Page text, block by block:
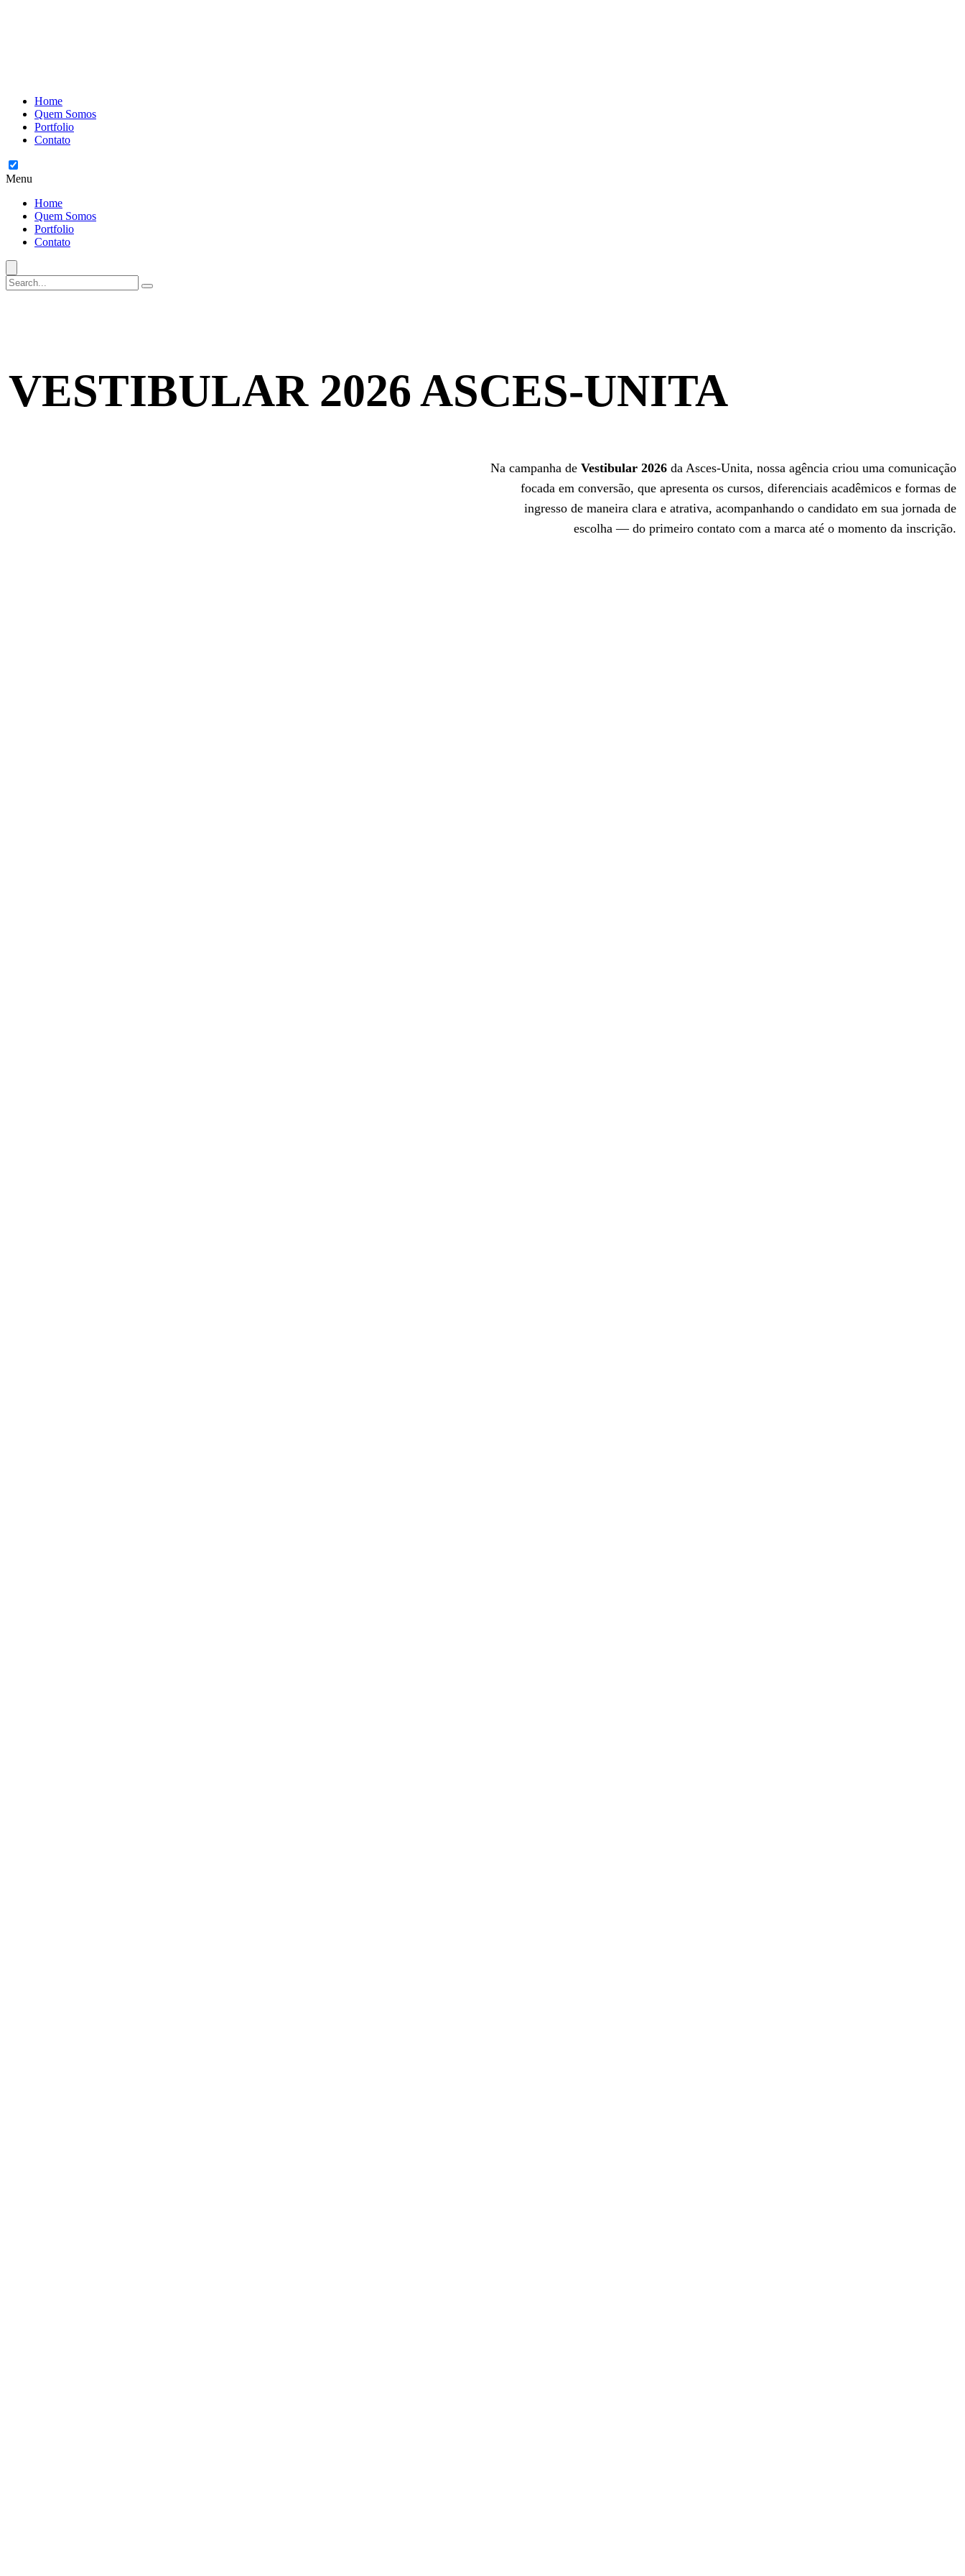
Home
Quem Somos
Portfolio
Contato
Menu
Home
Quem Somos
Portfolio
Contato
VESTIBULAR 2026 ASCES-UNITA
Na campanha de Vestibular 2026 da Asces-Unita, nossa agência criou uma comunicação
focada em conversão, que apresenta os cursos, diferenciais acadêmicos e formas de
ingresso de maneira clara e atrativa, acompanhando o candidato em sua jornada de
escolha — do primeiro contato com a marca até o momento da inscrição.